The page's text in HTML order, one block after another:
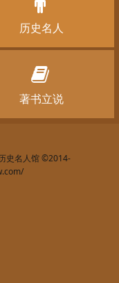
历史名人
著书立说
史名人馆©2014-